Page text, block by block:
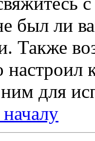
был ли
Также
для